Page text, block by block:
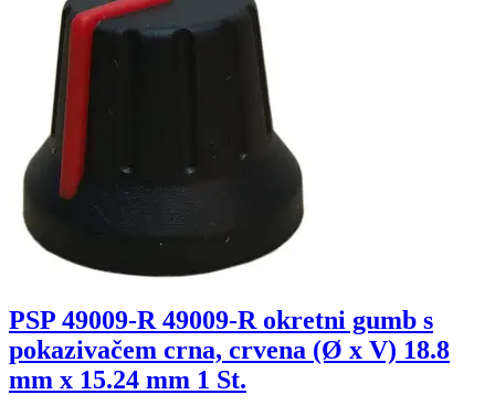
PSP 49009-R 49009-R okretni gumb s
pokazivačem crna, crvena (Ø x V) 18.8
mm x 15.24 mm 1 St.